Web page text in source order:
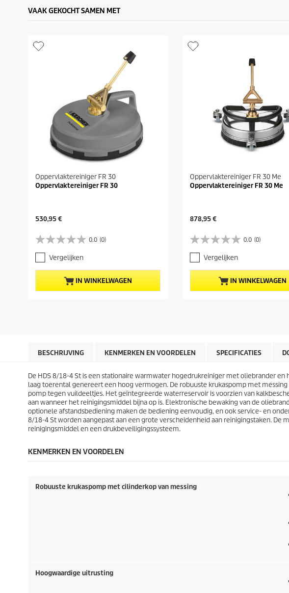
VAAK GEKOCHT SAMEN MET
Oppervlaktereiniger FR 30
Oppervlaktereiniger FR 30
H
i
d
i
g
e
p
r
s
530,95 €
0.0 (0)
0
.
0
v
a
n
n
.
Vergelijken
IN WINKELWAGEN
Oppervlaktereiniger FR 30 Me
Oppervlaktereiniger FR 30 Me
H
i
d
i
g
e
p
r
r
s
878,95 €
0.0 (0)
0
.
0
v
a
n
r
n
.
Vergelijken
IN WINKELWAGEN
BESCHRIJVING KENMERKEN EN VOORDELEN SPECIFICATIES
De HDS 8/18-4 St is een stationaire warmwater hogedrukreiniger met oliebrander
laag toerental genereert een hoog vermogen. De robuuste krukaspomp met
pomp tegen vuildeeltjes. Het geïntegreerde waterreservoir is voorzien van
aan wanneer het reinigingsmiddel bijna op is. Elektronische bewaking van de
optionele afstandsbediening maken de bediening eenvoudig, en ook service- en
8/18-4 St worden aangepast aan een grote verscheidenheid aan reinigingstaken.
reinigingsmiddel en een drukbeveiligingssysteem.
KENMERKEN EN VOORDELEN
Robuuste krukaspomp met cilinderkop van messing
Hoogwaardige uitrusting